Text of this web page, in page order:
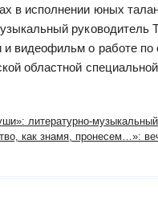
в исполнении юных
руководитель
и видеофильм о работе по
областной
литературно-
как знамя, пронесем…»: